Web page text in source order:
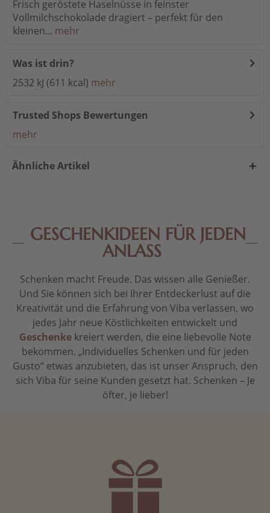
Frisch geröstete Haselnüsse in feinster
Vollmilchschokolade dragiert – perfekt für den
kleinen... mehr
Was ist drin?
2532 kJ (611 kcal) mehr
Trusted Shops Bewertungen
mehr
Ähnliche Artikel
GESCHENKIDEEN FÜR JEDEN
ANLASS
Schenken macht Freude. Das wissen alle Genießer.
Und Sie können sich bei Ihrer Entdeckerlust auf die
Kreativität und die Erfahrung von Viba verlassen, wo
jedes Jahr neue Köstlichkeiten entwickelt und
Geschenkekreiert werden, die eine liebevolle Note
bekommen. „Individuelles Schenken und für jeden
Gusto“ etwas anzubieten, das ist unser Anspruch, den
sich Viba für seine Kunden gesetzt hat. Schenken – Je
öfter, je lieber!